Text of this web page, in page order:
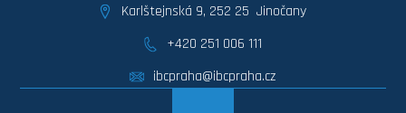
Karlštejnská 9, 252 25 Jinočany
+420 251 006 111
ibcpraha@ibcpraha.cz